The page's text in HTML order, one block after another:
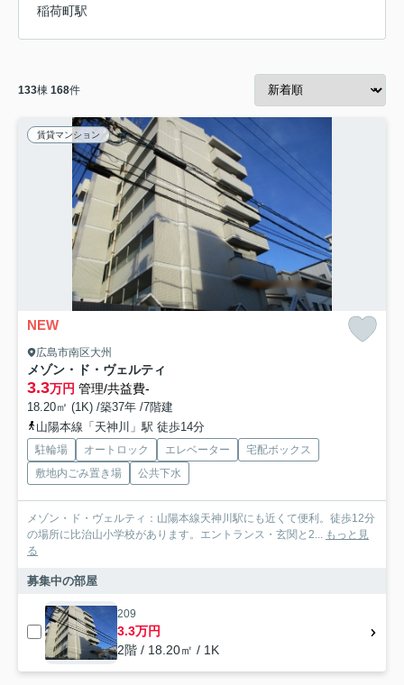
稲荷町駅
133棟 168件
賃貸マンション
NEW
広島市南区大州
メゾン・ド・ヴェルティ
3.3万円 管理/共益費-
18.20㎡ (1K) /築37年 /7階建
山陽本線「天神川」駅 徒歩14分
駐輪場 オートロック エレベーター
宅配ボックス
敷地内ごみ置き場
公共下水
メゾン・ド・ヴェルティ：山陽本線天神川駅にも近くて便利。徒歩12分
の場所に比治山小学校があります。エントランス・玄関と2...
もっと見
る
募集中の部屋
209
3.3万円
2階 / 18.20㎡ / 1K